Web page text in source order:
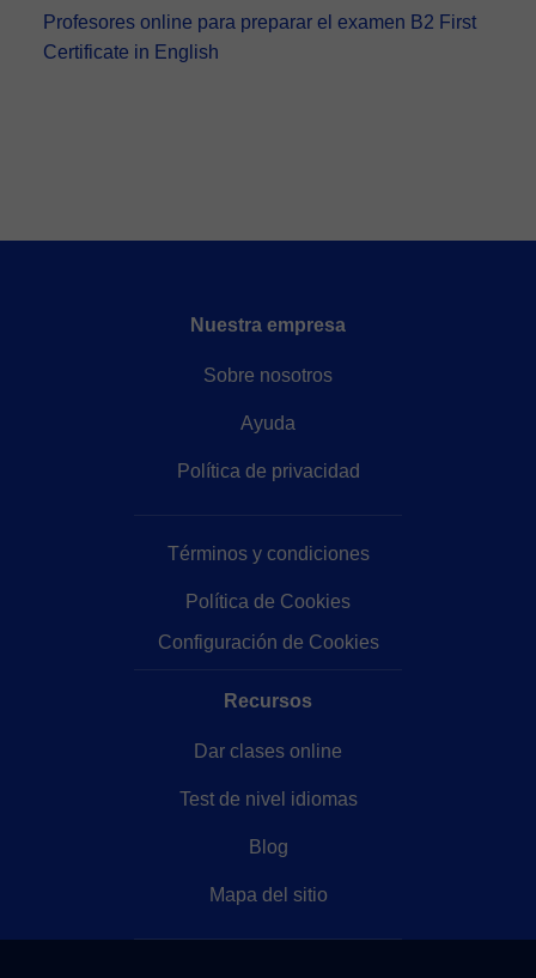
Profesores online para preparar el examen B2 First
Certificate in English
Nuestra empresa
Sobre nosotros
Ayuda
Política de privacidad
Términos y condiciones
Política de Cookies
Configuración de Cookies
Recursos
Dar clases online
Test de nivel idiomas
Blog
Mapa del sitio